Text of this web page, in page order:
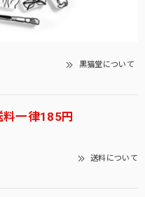
黒猫堂について
料一律185円
送料について